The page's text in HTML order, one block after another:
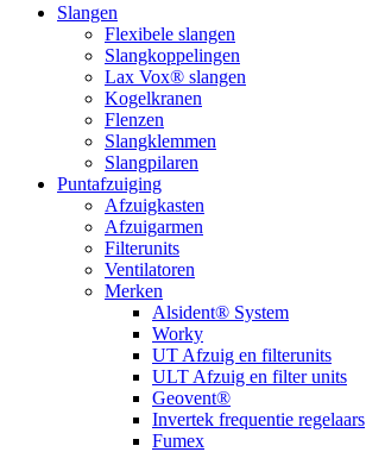
Slangen
Flexibele slangen
Slangkoppelingen
Lax Vox® slangen
Kogelkranen
Flenzen
Slangklemmen
Slangpilaren
Puntafzuiging
Afzuigkasten
Afzuigarmen
Filterunits
Ventilatoren
Merken
Alsident® System
Worky
UT Afzuig en filterunits
ULT Afzuig en filter units
Geovent®
Invertek frequentie regelaars
Fumex